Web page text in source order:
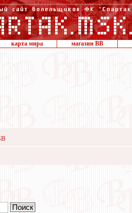
карта мира магазин ВВ